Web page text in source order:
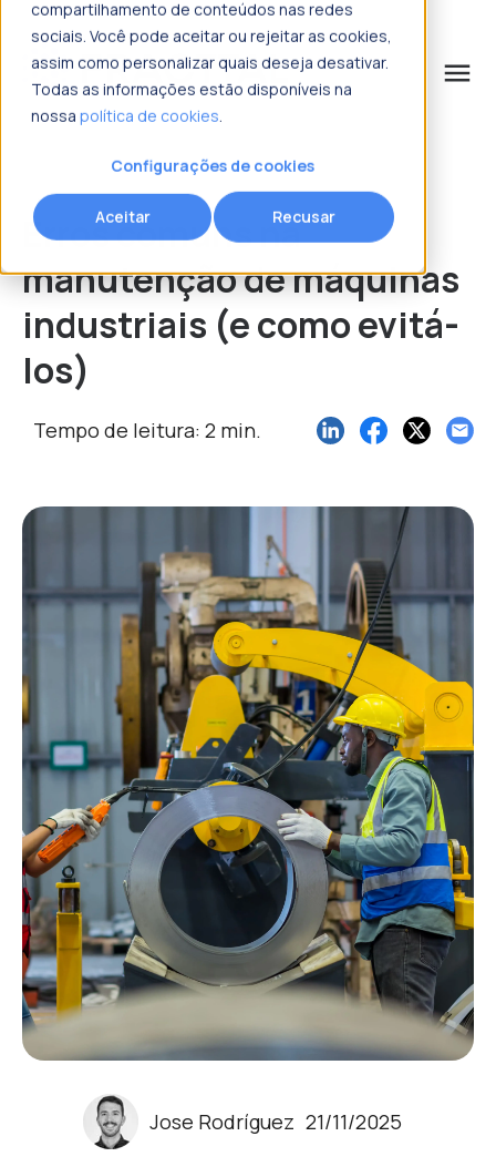
compartilhamento de conteúdos nas redes
sociais. Você pode aceitar ou rejeitar as cookies,
assim como personalizar quais deseja desativar.
Todas as informações estão disponíveis na
nossa política de cookies.
Configurações de cookies
Aceitar Recusar
menu
o que procura?
Erros comuns na
manutenção de máquinas
industriais (e como evitá-
los)
Tempo de leitura: 2 min.
Jose Rodríguez 21/11/2025